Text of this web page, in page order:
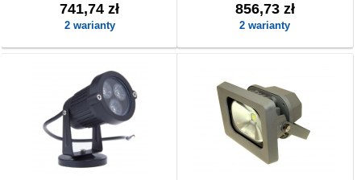
741,74 zł
2 warianty
856,73 zł
2 warianty